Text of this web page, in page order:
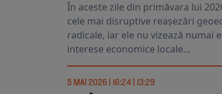
În aceste zile din primăvara lui
cele mai disruptive reașezări
radicale, iar ele nu vizează numai
interese economice locale...
5 MAI 2026 16:24 13:29